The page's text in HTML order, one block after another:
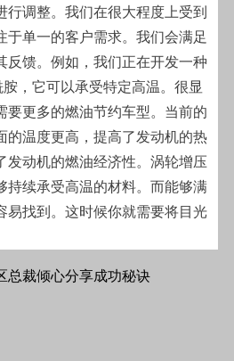
行调整。我们在很大程度上受到
于单一的客户需求。我们会满足
反馈。例如，我们正在开发一种
，它可以承受特定高温。很显
要更多的燃油节约车型。当前的
的温度更高，提高了发动机的热
发动机的燃油经济性。涡轮增压
持续承受高温的材料。而能够满
易找到。这时候你就需要将目光